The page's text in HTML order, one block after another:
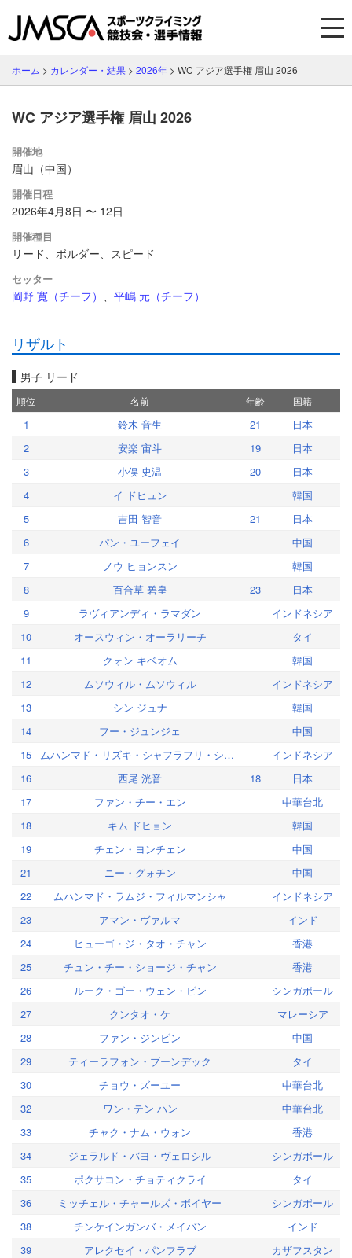
ホーム > カレンダー・結果 > 2026年 > WC アジア選手権 眉山 2026
WC アジア選手権 眉山 2026
開催地
眉山（中国）
開催日程
2026年4月8日 〜 12日
開催種目
リード、ボルダー、スピード
セッター
岡野 寛（チーフ） 、 平嶋 元（チーフ）
リザルト
男子 リード
順位 名前 年齢 国籍
1 鈴木 音生 21
日本
2
安楽 宙斗 19
日本
3
小俣 史温 20
日本
4
イ ドヒュン
韓国
5
吉田 智音 21
日本
6
パン・ユーフェイ
中国
7
ノウ ヒョンスン
韓国
8
百合草 碧皇 23
日本
9
ラヴィアンディ・ラマダン
インドネシア
10
オースウィン・オーラリーチ
タイ
11
クォン キベオム
韓国
12
ムソウィル・ムソウィル
インドネシア
13
シン ジュナ
韓国
14
フー・ジュンジェ
中国
15
ムハンマド・リズキ・シャフラフリ・シマトゥパン
インドネシア
16
西尾 洸音 18
日本
17
ファン・チー・エン
中華台北
18
キム ドヒョン
韓国
19
チェン・ヨンチェン
中国
21
ニー・グォチン
中国
22
ムハンマド・ラムジ・フィルマンシャ
インドネシア
23
アマン・ヴァルマ
インド
24
ヒューゴ・ジ・タオ・チャン
香港
25
チュン・チー・ショージ・チャン
香港
26
ルーク・ゴー・ウェン・ビン
シンガポール
27
クンタオ・ケ
マレーシア
28
ファン・ジンビン
中国
29
ティーラフォン・ブーンデック
タイ
30
チョウ・ズーユー
中華台北
32
ワン・テン ハン
中華台北
33
チャク・ナム・ウォン
香港
34
ジェラルド・バヨ・ヴェロシル
シンガポール
35
ポクサコン・チョティクライ
タイ
36
ミッチェル・チャールズ・ボイヤー
シンガポール
38
チンケインガンバ・メイバン
インド
39
アレクセイ・パンフラブ
カザフスタン